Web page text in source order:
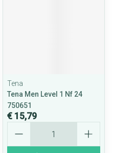
Tena
Tena Men Level 1 Nf 24
750651
€ 15,79